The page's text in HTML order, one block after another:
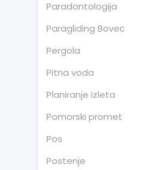
Paradontologija
Paragliding Bovec
Pergola
Pitna voda
Planiranje izleta
Pomorski promet
Pos
Postenje